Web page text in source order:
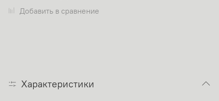
Добавить в сравнение
Характеристики